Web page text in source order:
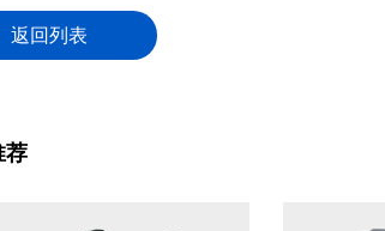
返回列表
荐